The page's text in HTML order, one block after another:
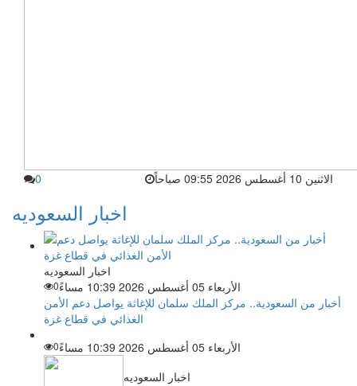
الاثنين 10 أغسطس 2026 09:55 صباحاً 0
اخبار السعوديه
اخبار السعوديه
الأربعاء 05 أغسطس 2026 10:39 مساءً
0
أخبار من السعودية.. مركز الملك سلمان للإغاثة يواصل دعم الأمن
الغذائي في قطاع غزة
الأربعاء 05 أغسطس 2026 10:39 مساءً
0
اخبار السعوديه